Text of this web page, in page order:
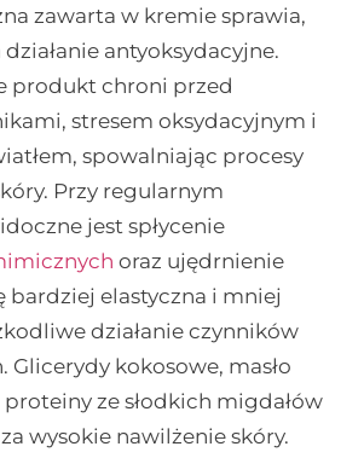
zawarta w kremie sprawia,
antyoksydacyjne.
produkt chroni przed
stresem oksydacyjnym i
spowalniając procesy
Przy regularnym
jest spłycenie
oraz ujędrnienie
bardziej elastyczna i mniej
działanie czynników
Glicerydy kokosowe, masło
ze słodkich migdałów
wysokie nawilżenie skóry.